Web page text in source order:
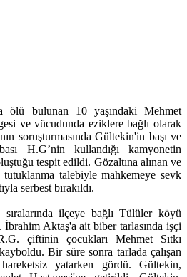
ölü bulunan 10 yaşındaki Mehmet
ve vücudunda eziklere bağlı olarak
soruşturmasında Gültekin'in başı ve
H.G’nin kullandığı kamyonetin
tespit edildi. Gözaltına alınan ve
tutuklanma talebiyle mahkemeye sevk
serbest bırakıldı.
ilçeye bağlı Tülüler köyü
İbrahim Aktaş'a ait biber tarlasında işçi
çiftinin çocukları Mehmet Sıtkı
Bir süre sonra tarlada çalışan
yatarken gördü. Gültekin,